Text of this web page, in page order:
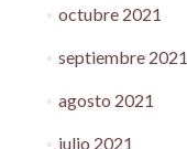
octubre 2021
septiembre 2021
agosto 2021
julio 2021